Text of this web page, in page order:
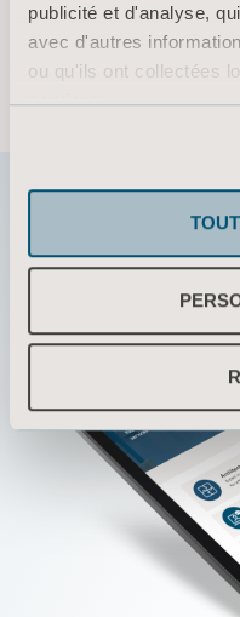
publicité et d'analyse,
avec d'autres
ou qu'ils ont collectées
services.
Information sur les
© 2026 Arjo · Tous droits